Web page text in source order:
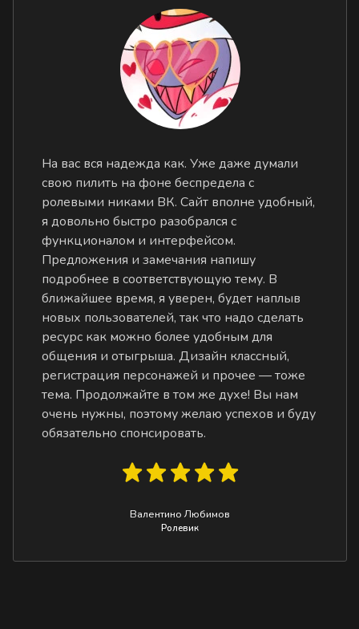
На вас вся надежда как. Уже даже думали
свою пилить на фоне беспредела с
ролевыми никами ВК. Сайт вполне удобный,
я довольно быстро разобрался с
функционалом и интерфейсом.
Предложения и замечания напишу
подробнее в соответствующую тему. В
ближайшее время, я уверен, будет наплыв
новых пользователей, так что надо сделать
ресурс как можно более удобным для
общения и отыгрыша. Дизайн классный,
регистрация персонажей и прочее — тоже
тема. Продолжайте в том же духе! Вы нам
очень нужны, поэтому желаю успехов и буду
обязательно спонсировать.
Валентино Любимов
Ролевик